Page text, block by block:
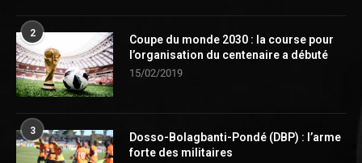
2
Coupe du monde 2030 : la course pour
l’organisation du centenaire a débuté
15/02/2019
3
Dosso-Bolagbanti-Pondé (DBP) : l’arme
forte des militaires